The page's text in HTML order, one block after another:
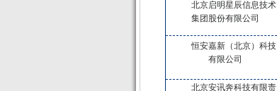
北京启明星辰信息技术
集团股份有限公司
恒安嘉新（北京）科技
有限公司
北京安讯奔科技有限责